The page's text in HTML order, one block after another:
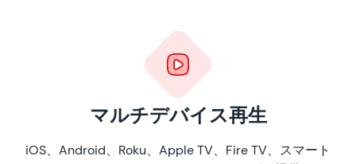
マルチデバイス再生
iOS、Android、Roku、Apple TV、Fire TV、スマート